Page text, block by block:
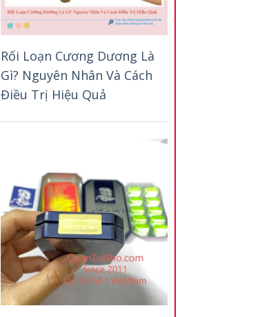
Rối Loạn Cương Dương Là
Gì? Nguyên Nhân Và Cách
Điều Trị Hiệu Quả